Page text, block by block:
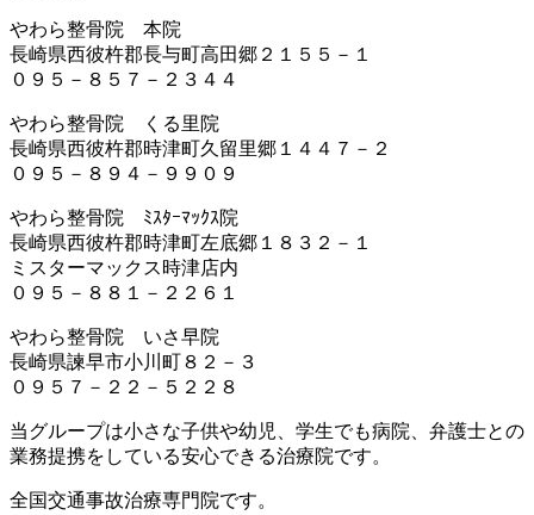
やわら整骨院 本院
長崎県西彼杵郡長与町高田郷２１５５－１
０９５－８５７－２３４４
やわら整骨院 くる里院
長崎県西彼杵郡時津町久留里郷１４４７－２
０９５－８９４－９９０９
やわら整骨院 ﾐｽﾀｰﾏｯｸｽ院
長崎県西彼杵郡時津町左底郷１８３２－１
ミスターマックス時津店内
０９５－８８１－２２６１
やわら整骨院 いさ早院
長崎県諫早市小川町８２－３
０９５７－２２－５２２８
当グループは小さな子供や幼児、学生でも病院、弁護士との
業務提携をしている安心できる治療院です。
全国交通事故治療専門院です。